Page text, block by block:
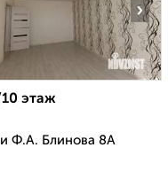
›
этаж
Ф.А. Блинова 8А